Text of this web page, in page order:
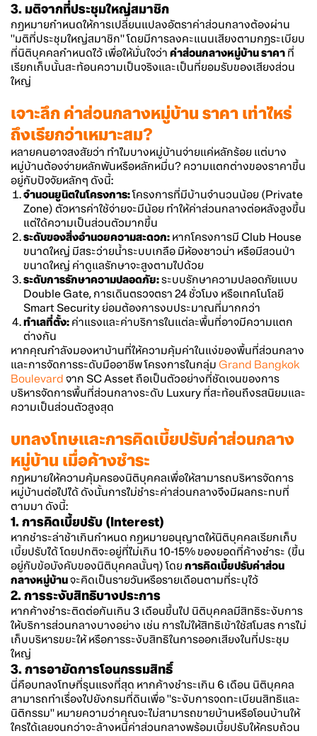
3. มติจากที่ประชุมใหญ่สมาชิก
กฎหมายกำหนดให้การเปลี่ยนแปลงอัตราค่าส่วนกลางต้องผ่าน
"มติที่ประชุมใหญ่สมาชิก" โดยมีการลงคะแนนเสียงตามกฎระเบียบ
ที่นิติบุคคลกำหนดไว้ เพื่อให้มั่นใจว่า ค่าส่วนกลางหมู่บ้าน ราคา ที่
เรียกเก็บนั้นสะท้อนความเป็นจริงและเป็นที่ยอมรับของเสียงส่วน
ใหญ่
เจาะลึก ค่าส่วนกลางหมู่บ้าน ราคา เท่าไหร่
ถึงเรียกว่าเหมาะสม?
หลายคนอาจสงสัยว่า ทำไมบางหมู่บ้านจ่ายแค่หลักร้อย แต่บาง
หมู่บ้านต้องจ่ายหลักพันหรือหลักหมื่น? ความแตกต่างของราคาขึ้น
อยู่กับปัจจัยหลักๆ ดังนี้:
จำนวนยูนิตในโครงการ:โครงการที่มีบ้านจำนวนน้อย (Private
Zone) ตัวหารค่าใช้จ่ายจะมีน้อย ทำให้ค่าส่วนกลางต่อหลังสูงขึ้น
แต่ได้ความเป็นส่วนตัวมากขึ้น
ระดับของสิ่งอำนวยความสะดวก: หากโครงการมี Club House
ขนาดใหญ่ มีสระว่ายน้ำระบบเกลือ มีห้องซาวน่า หรือมีสวนป่า
ขนาดใหญ่ ค่าดูแลรักษาจะสูงตามไปด้วย
ระดับการรักษาความปลอดภัย:ระบบรักษาความปลอดภัยแบบ
Double Gate, การเดินตรวจตรา 24 ชั่วโมง หรือเทคโนโลยี
Smart Security ย่อมต้องการงบประมาณที่มากกว่า
ทำเลที่ตั้ง: ค่าแรงและค่าบริการในแต่ละพื้นที่อาจมีความแตก
ต่างกัน
หากคุณกำลังมองหาบ้านที่ให้ความคุ้มค่าในแง่ของพื้นที่ส่วนกลาง
และการจัดการระดับมืออาชีพ โครงการในกลุ่ม Grand Bangkok
Boulevard จาก SC Asset ถือเป็นตัวอย่างที่ชัดเจนของการ
บริหารจัดการพื้นที่ส่วนกลางระดับ Luxury ที่สะท้อนถึงรสนิยมและ
ความเป็นส่วนตัวสูงสุด
บทลงโทษและการคิดเบี้ยปรับค่าส่วนกลาง
หมู่บ้าน เมื่อค้างชำระ
กฎหมายให้ความคุ้มครองนิติบุคคลเพื่อให้สามารถบริหารจัดการ
หมู่บ้านต่อไปได้ ดังนั้นการไม่ชำระค่าส่วนกลางจึงมีผลกระทบที่
ตามมา ดังนี้:
1. การคิดเบี้ยปรับ (Interest)
หากชำระล่าช้าเกินกำหนด กฎหมายอนุญาตให้นิติบุคคลเรียกเก็บ
เบี้ยปรับได้ โดยปกติจะอยู่ที่ไม่เกิน 10-15% ของยอดที่ค้างชำระ (ขึ้น
อยู่กับข้อบังคับของนิติบุคคลนั้นๆ) โดย การคิดเบี้ยปรับค่าส่วน
กลางหมู่บ้านจะคิดเป็นรายวันหรือรายเดือนตามที่ระบุไว้
2. การระงับสิทธิบางประการ
หากค้างชำระติดต่อกันเกิน 3 เดือนขึ้นไป นิติบุคคลมีสิทธิระงับการ
ให้บริการส่วนกลางบางอย่าง เช่น การไม่ให้สิทธิเข้าใช้สโมสร การไม่
เก็บบริหารขยะให้ หรือการระงับสิทธิในการออกเสียงในที่ประชุม
ใหญ่
3. การอายัดการโอนกรรมสิทธิ์
นี่คือบทลงโทษที่รุนแรงที่สุด หากค้างชำระเกิน 6 เดือน นิติบุคคล
สามารถทำเรื่องไปยังกรมที่ดินเพื่อ "ระงับการจดทะเบียนสิทธิและ
นิติกรรม" หมายความว่าคุณจะไม่สามารถขายบ้านหรือโอนบ้านให้
ใครได้เลยจนกว่าจะล้างหนี้ค่าส่วนกลางพร้อมเบี้ยปรับให้ครบถ้วน